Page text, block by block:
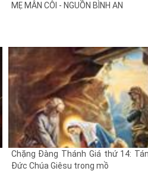
MẸ MÂN CÔI - NGUỒN BÌNH AN
Chặng Đàng Thánh Giá thứ 14:
Đức Chúa Giêsu trong mồ